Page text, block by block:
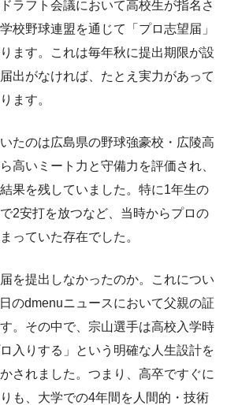
ラフト会議において高校生が指名さ
校野球連盟を通じて「プロ志望届」
ます。これは毎年秋に提出期限が設
出がなければ、たとえ実力があって
ます。
たのは広島県の野球強豪校・広陵高
高いミート力と守備力を評価され、
果を残していました。特に1年生の
2安打を放つなど、当時からプロの
っていた存在でした。
を提出しなかったのか。これについ
のdmenuニュースにおいて父親の証
。その中で、宗山選手は高校入学時
入りする」という明確な人生設計を
されました。つまり、高卒ですぐに
も、大学での4年間を人間的・技術